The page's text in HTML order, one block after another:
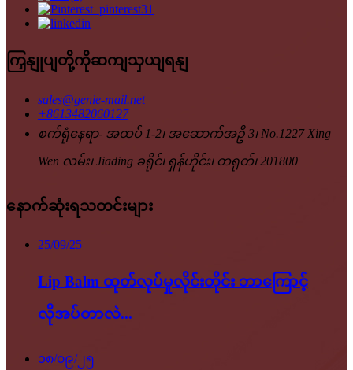
ကြှနျုပျတို့ကိုဆကျသှယျရနျ
sales@genie-mail.net
+8613482060127
စက်ရုံနေရာ- အထပ် 1-2၊ အဆောက်အဦ 3၊ No.1227 Xing
Wen လမ်း၊ Jiading ခရိုင်၊ ရှန်ဟိုင်း၊ တရုတ်၊ 201800
နောက်ဆုံးရသတင်းများ
25/09/25
Lip Balm ထုတ်လုပ်မှုလိုင်းတိုင်း ဘာကြောင့်
လိုအပ်တာလဲ...
၁၈/၀၉/၂၅